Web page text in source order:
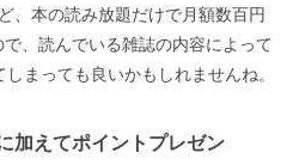
、本の読み放題だけで月額数百円
、読んでいる雑誌の内容によって
まっても良いかもしれませんね。
加えてポイントプレゼン